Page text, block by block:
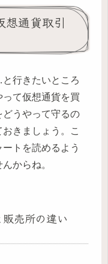
想通貨取引
行きたいところ
て仮想通貨を買
どうやって守るの
きましょう。こ
トを読めるよう
からね。
売所の違い